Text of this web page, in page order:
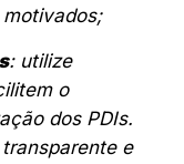
: utilize
o
dos PDIs.
e